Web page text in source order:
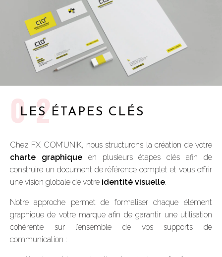
02
LES ÉTAPES CLÉS
Chez FX COM’UNIK, nous structurons la création de votre
charte graphiqueen plusieurs étapes clés afin de
construire un document de référence complet et vous offrir
une vision globale de votre identité visuelle.
Notre approche permet de formaliser chaque élément
graphique de votre marque afin de garantir une utilisation
cohérente sur l’ensemble de vos supports de
communication :